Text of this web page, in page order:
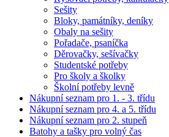
Sešity
Bloky, památníky, deníky
Obaly na sešity
Pořadače, psaníčka
Děrovačky, sešívačky
Studentské potřeby
Pro školy a školky
Školní potřeby levně
Nákupní seznam pro 1. - 3. třídu
Nákupní seznam pro 4. a 5. třídu
Nákupní seznam pro 2. stupeň
Batohy a tašky pro volný čas